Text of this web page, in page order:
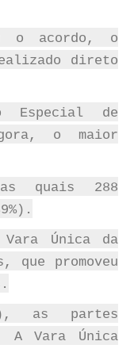
o acordo, o
direto
Especial de
o maior
quais 288
Única da
que promoveu
as partes
A Vara Única